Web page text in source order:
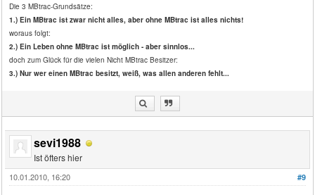
Die 3 MBtrac-Grundsätze:
1.) Ein MBtrac ist zwar nicht alles, aber ohne MBtrac ist alles nichts!
woraus folgt:
2.) Ein Leben ohne MBtrac ist möglich - aber sinnlos...
doch zum Glück für die vielen Nicht MBtrac Besitzer:
3.) Nur wer einen MBtrac besitzt, weiß, was allen anderen fehlt...
sevi1988
Ist öfters hier
#9
10.01.2010, 16:20